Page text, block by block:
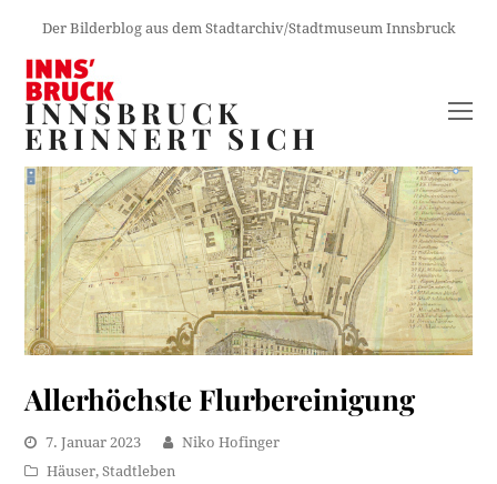
Der Bilderblog aus dem Stadtarchiv/Stadtmuseum Innsbruck
INNSBRUCK
ERINNERT SICH
Allerhöchste Flurbereinigung
7. Januar 2023
Niko Hofinger
Häuser,Stadtleben